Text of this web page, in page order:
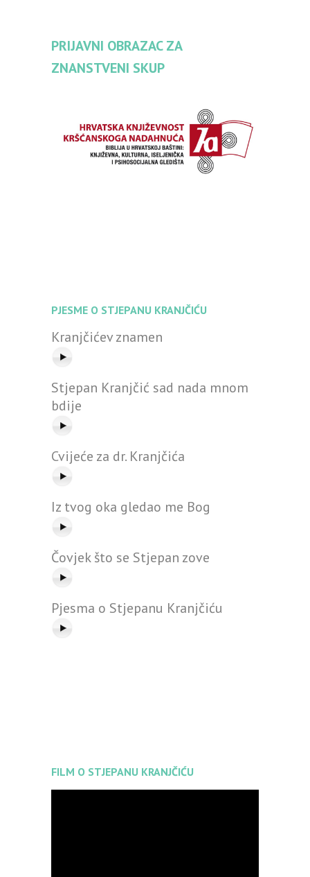
PRIJAVNI OBRAZAC ZA
ZNANSTVENI SKUP
PJESME O STJEPANU KRANJČIĆU
Kranjčićev znamen
Stjepan Kranjčić sad nada mnom
bdije
Cvijeće za dr. Kranjčića
Iz tvog oka gledao me Bog
Čovjek što se Stjepan zove
Pjesma o Stjepanu Kranjčiću
FILM O STJEPANU KRANJČIĆU